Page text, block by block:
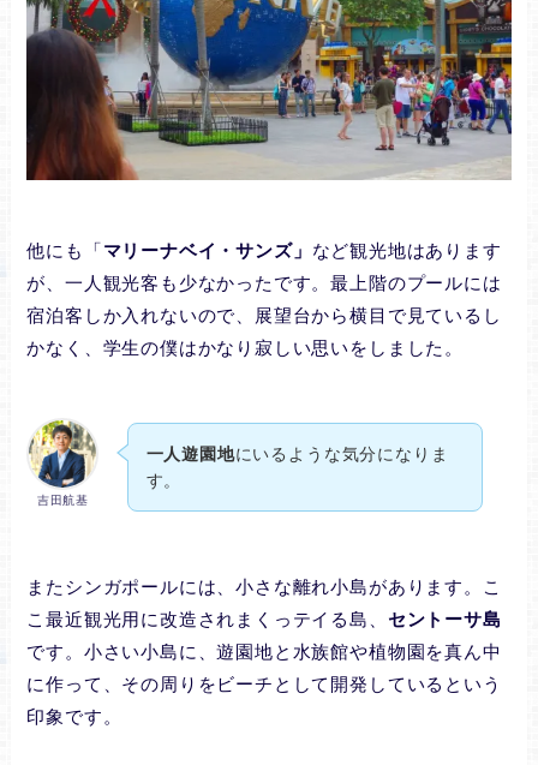
他にも「マリーナベイ・サンズ」 など観光地はあります
が、一人観光客も少なかったです。最上階のプールには
宿泊客しか入れないので、展望台から横目で見ているし
かなく、学生の僕はかなり寂しい思いをしました。
吉田航基
一人遊園地にいるような気分になりま
す。
またシンガポールには、小さな離れ小島があります。こ
こ最近観光用に改造されまくっテイる島、 セントーサ島
です。小さい小島に、遊園地と水族館や植物園を真ん中
に作って、その周りをビーチとして開発しているという
印象です。